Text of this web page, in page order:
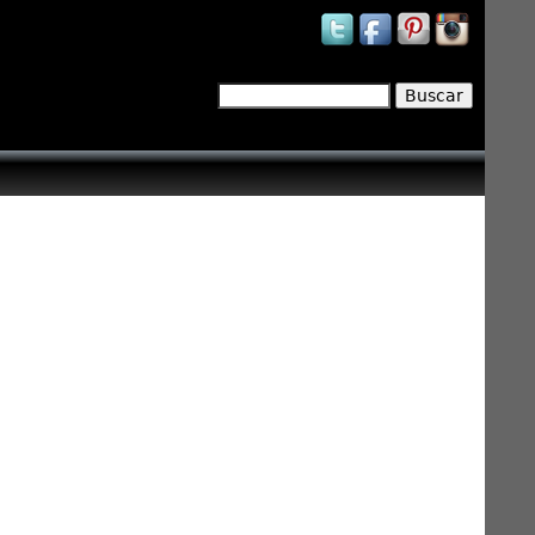
Formulario de búsqueda